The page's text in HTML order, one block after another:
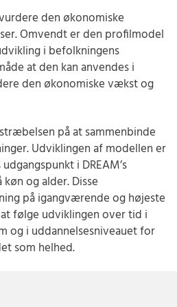
den økonomiske
Omvendt er den profilmodel
i befolkningens
at den kan anvendes i
den økonomiske vækst og
på at sammenbinde
Udviklingen af modellen er
i DREAM’s
og alder. Disse
på igangværende og højeste
følge udviklingen over tid i
og i uddannelsesniveauet for
som helhed.